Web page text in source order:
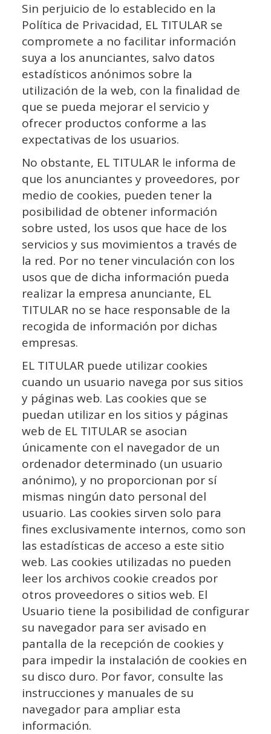
Sin perjuicio de lo establecido en la
Política de Privacidad, EL TITULAR se
compromete a no facilitar información
suya a los anunciantes, salvo datos
estadísticos anónimos sobre la
utilización de la web, con la finalidad de
que se pueda mejorar el servicio y
ofrecer productos conforme a las
expectativas de los usuarios.
No obstante, EL TITULAR le informa de
que los anunciantes y proveedores, por
medio de cookies, pueden tener la
posibilidad de obtener información
sobre usted, los usos que hace de los
servicios y sus movimientos a través de
la red. Por no tener vinculación con los
usos que de dicha información pueda
realizar la empresa anunciante, EL
TITULAR no se hace responsable de la
recogida de información por dichas
empresas.
EL TITULAR puede utilizar cookies
cuando un usuario navega por sus sitios
y páginas web. Las cookies que se
puedan utilizar en los sitios y páginas
web de EL TITULAR se asocian
únicamente con el navegador de un
ordenador determinado (un usuario
anónimo), y no proporcionan por sí
mismas ningún dato personal del
usuario. Las cookies sirven solo para
fines exclusivamente internos, como son
las estadísticas de acceso a este sitio
web. Las cookies utilizadas no pueden
leer los archivos cookie creados por
otros proveedores o sitios web. El
Usuario tiene la posibilidad de configurar
su navegador para ser avisado en
pantalla de la recepción de cookies y
para impedir la instalación de cookies en
su disco duro. Por favor, consulte las
instrucciones y manuales de su
navegador para ampliar esta
información.